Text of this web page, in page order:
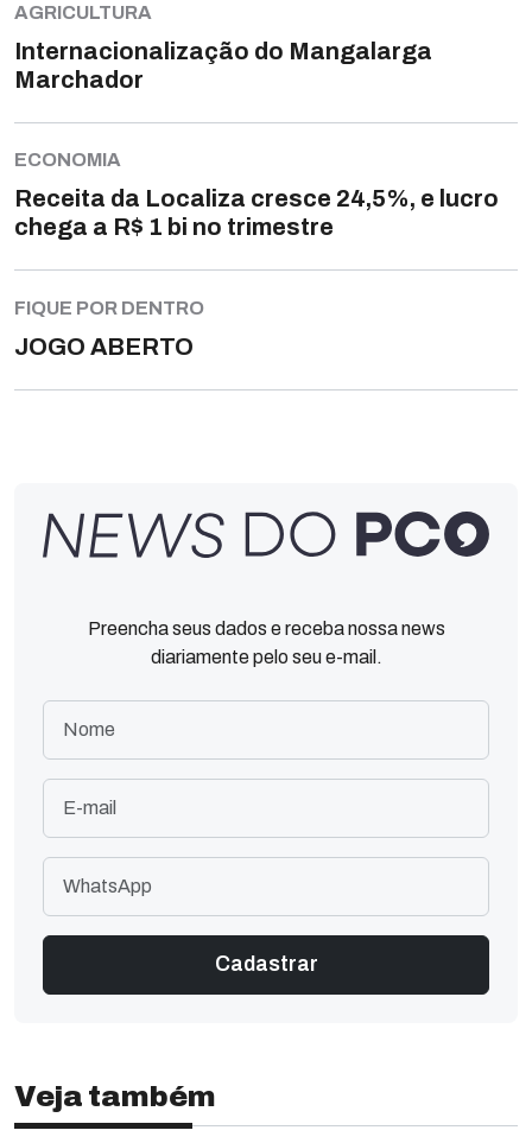
AGRICULTURA
Internacionalização do Mangalarga
Marchador
ECONOMIA
Receita da Localiza cresce 24,5%, e lucro
chega a R$ 1 bi no trimestre
FIQUE POR DENTRO
JOGO ABERTO
Preencha seus dados e receba nossa news
diariamente pelo seu e-mail.
Veja também